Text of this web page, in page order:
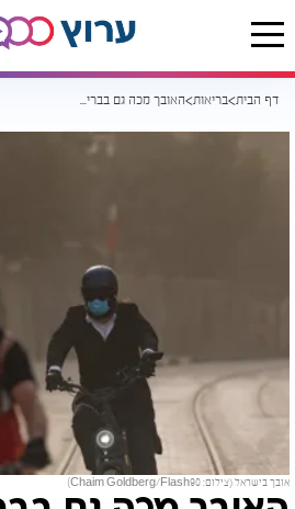
דף הבית בריאות האובך מכה גם בבריאים: זיהום האוויר שפוקד את האזור משפיע על כולם
אובך בישראל (צילום: Chaim Goldberg/Flash90)